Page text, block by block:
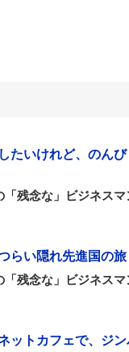
たいけれど、のん
「残念な」ビジネス
らい隠れ先進国の旅
「残念な」ビジネス
ットカフェで、ジン